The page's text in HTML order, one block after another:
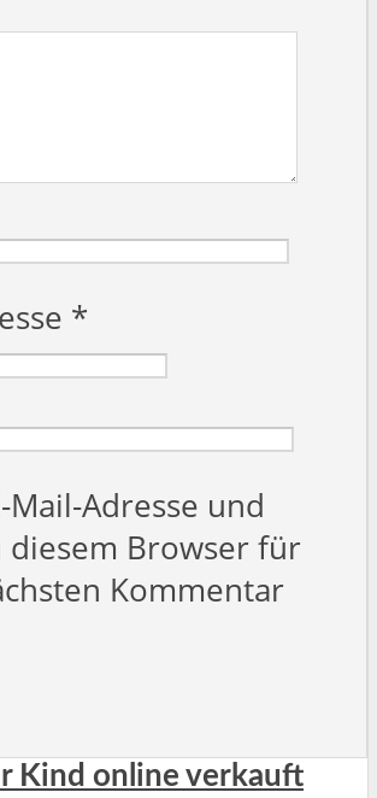
*
Mail-Adresse und
diesem Browser für
Kommentar
Kind online verkauft